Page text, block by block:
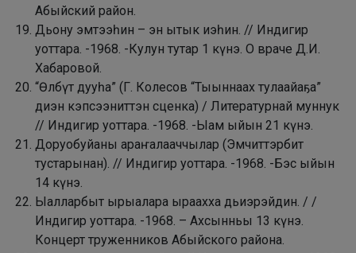
Абыйский район.
Дьону эмтээһин – эн ытык иэһин. // Индигир
уоттара. -1968. -Кулун тутар 1 күнэ. О враче Д.И.
Хабаровой.
“Өлбүт дууһа” (Г. Колесов “Тыыннаах тулаайаҕа”
диэн кэпсээниттэн сценка) / Литературнай муннук
// Индигир уоттара. -1968. -Ыам ыйын 21 күнэ.
Доруобуйаны араҥалааччылар (Эмчиттэрбит
тустарынан). // Индигир уоттара. -1968. -Бэс ыйын
14 күнэ.
Ыалларбыт ырыалара ыраахха дьиэрэйдин. / /
Индигир уоттара. -1968. – Ахсынньы 13 күнэ.
Концерт труженников Абыйского района.